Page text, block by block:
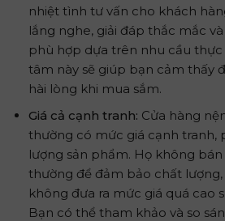
nhiệt tình tư vấn cho khách
lắng nghe, giải đáp thắc mắc
phù hợp dựa trên nhu cầu thực
tâm này sẽ giúp bạn cảm thấy
hài lòng khi mua sắm.
Giá cả cạnh tranh: Cửa hàng
thường có mức giá cạnh tranh,
lượng sản phẩm. Họ không
thường để đảm bảo chất
không đưa ra mức giá quá cao
Bạn có thể tham khảo và so